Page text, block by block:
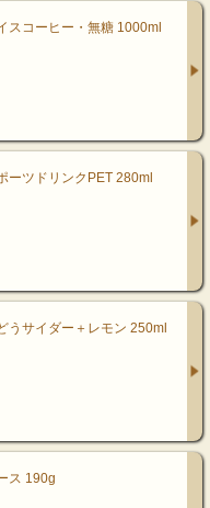
スコーヒー・無糖 1000ml
ーツドリンクPET 280ml
うサイダー＋レモン 250ml
ス 190g